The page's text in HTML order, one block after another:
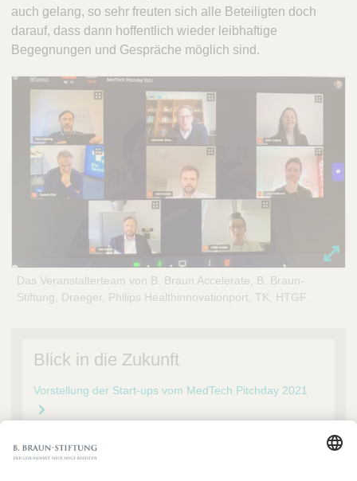
auch gelang, so sehr freuten sich alle Beteiligten doch
darauf, dass dann hoffentlich wieder leibhaftige
Begegnungen und Gespräche möglich sind.
Das Veranstalterteam von B. Braun Accelerate, B. Braun-
Stiftung, Draeger, Philips Healthinnovationport, TK, HTGF.
Blick in die Zukunft
Vorstellung der Start-ups vom MedTech Pitchday 2021